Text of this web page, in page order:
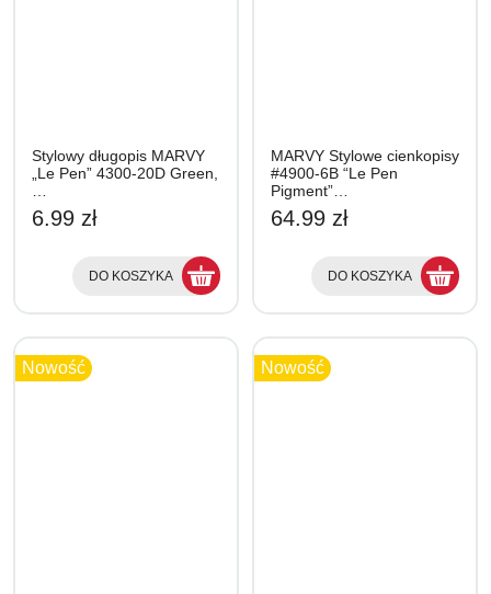
Stylowy długopis MARVY
„Le Pen” 4300-20D Green,
6.99 zł
DO KOSZYKA
MARVY Stylowe cienkopisy
#4900-6B “Le Pen
Pigment”…
64.99 zł
DO KOSZYKA
Nowość Nowość